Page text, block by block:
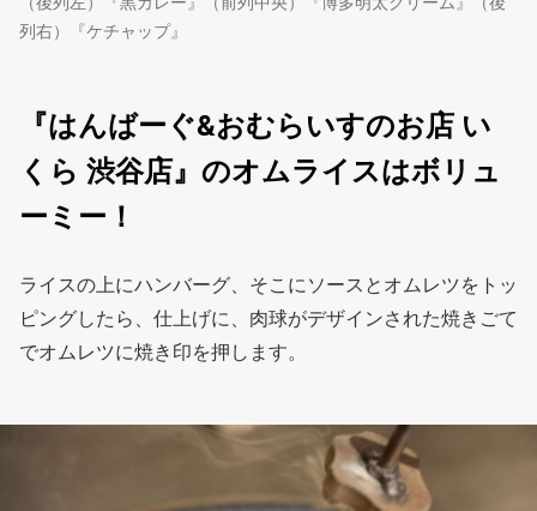
列右）『ケチャップ』
『はんばーぐ&おむらいすのお店 い
くら 渋谷店』のオムライスはボリュ
ーミー！
ライスの上にハンバーグ、そこにソースとオムレツをトッ
ピングしたら、仕上げに、肉球がデザインされた焼きごて
でオムレツに焼き印を押します。